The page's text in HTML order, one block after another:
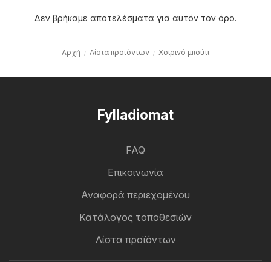
Δεν βρήκαμε αποτελέσματα για αυτόν τον όρο.
Αρχή Λίστα προϊόντων Χοιρινό μπούτι
Fylladiomat
FAQ
Επικοινωνία
Αναφορά περιεχομένου
Κατάλογος τοποθεσιών
Λίστα προϊόντων